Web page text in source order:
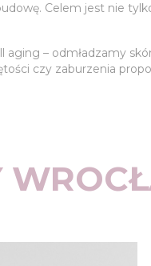
Celem jest nie
– odmładzamy
czy zaburzenia